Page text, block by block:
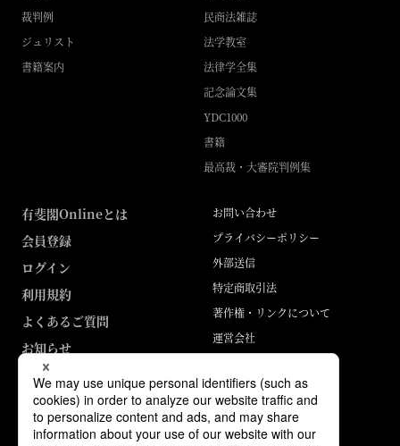
裁判例
ジュリスト
書籍案内
民商法雑誌
法学教室
法律学全集
記念論文集
YDC1000
書籍
最高裁・大審院判例集
有斐閣Onlineとは
会員登録
ログイン
利用規約
よくあるご質問
お知らせ
お問い合わせ
プライバシーポリシー
外部送信
特定商取引法
著作権・リンクについて
運営会社